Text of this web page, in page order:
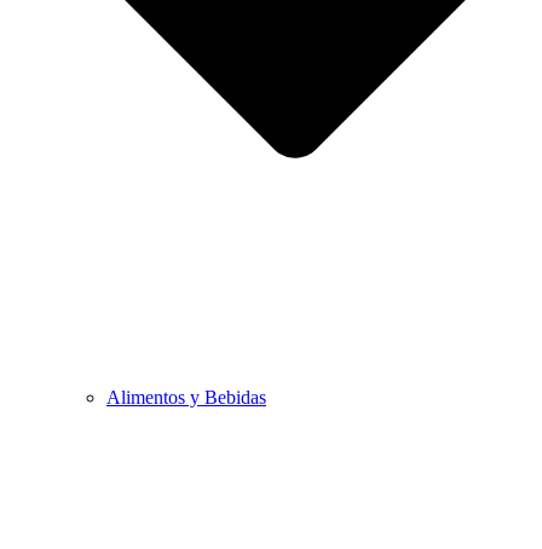
Alimentos y Bebidas